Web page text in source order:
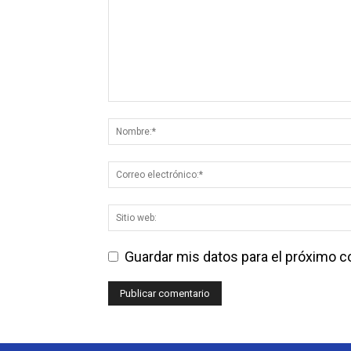
Guardar mis datos para el próximo